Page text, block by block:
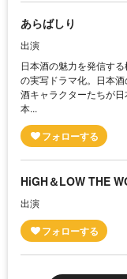
あらばしり
出演
日本酒の魅力を発信す
の実写ドラマ化。日本
酒キャラクターたちが
本...
HiGH＆LOW THE
出演